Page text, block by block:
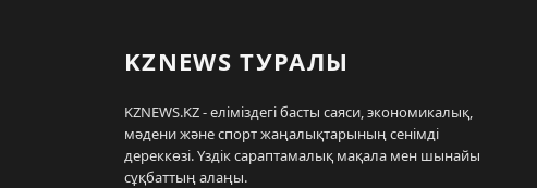
KZNEWS ТУРАЛЫ
KZNEWS.KZ - еліміздегі басты саяси, экономикалық,
мәдени және спорт жаңалықтарының сенімді
дереккөзі. Үздік сараптамалық мақала мен шынайы
сұқбаттың алаңы.